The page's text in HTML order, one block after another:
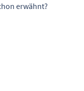
erwähnt?